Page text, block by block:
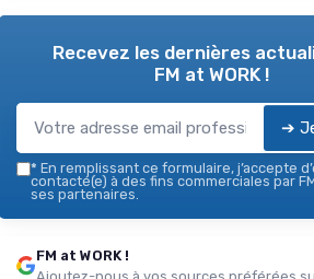
Recevez les dernières
FM at WORK !
➔
* En remplissant ce formulaire, j’accepte
contacté(e) à des fins commerciales par
ses partenaires.
FM at WORK !